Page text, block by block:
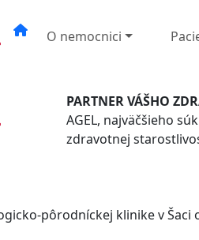
O nemocnici
PARTNER VÁŠHO
AGEL, najväčšieho
zdravotnej
pôrodníckej klinike v